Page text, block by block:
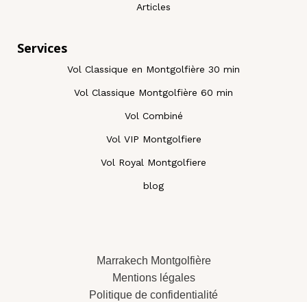
Articles
Services
Vol Classique en Montgolfière 30 min
Vol Classique Montgolfière 60 min
Vol Combiné
Vol VIP Montgolfiere
Vol Royal Montgolfiere
blog
Marrakech Montgolfière
Mentions légales
Politique de confidentialité